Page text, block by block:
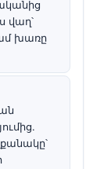
վաղ՝
խառը